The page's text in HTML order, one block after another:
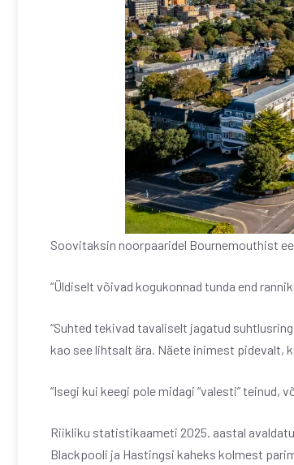
Soovitaksin noorpaaridel Bournemouthist
“Üldiselt võivad kogukonnad tunda end
“Suhted tekivad tavaliselt jagatud
kao see lihtsalt ära. Näete inimest pidevalt,
“Isegi kui keegi pole midagi “valesti” teinud,
Riikliku statistikaameti 2025. aastal
Blackpooli ja Hastingsi kaheks kolmest